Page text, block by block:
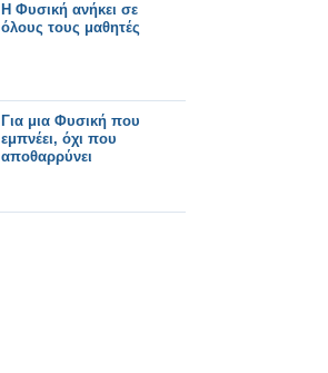
Η Φυσική ανήκει σε
όλους τους μαθητές
Για μια Φυσική που
εμπνέει, όχι που
αποθαρρύνει